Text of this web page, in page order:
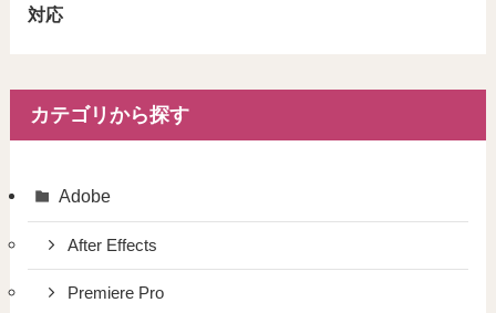
対応
カテゴリから探す
Adobe
After Effects
Premiere Pro